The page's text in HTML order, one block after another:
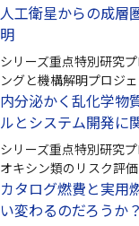
人工衛星からの成層
明
シリーズ重点特別研究
ングと機構解明プロジ
内分泌かく乱化学物
ルとシステム開発に
シリーズ重点特別研究
オキシン類のリスク評
カタログ燃費と実用
い変わるのだろうか？